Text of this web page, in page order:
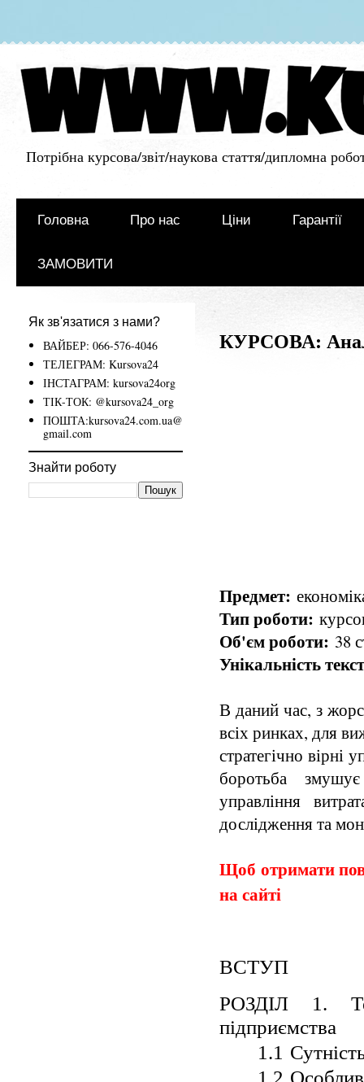
Потрібна курсова/звіт/наукова стаття/дипломна
Головна Про нас Ціни Гарантії
ЗАМОВИТИ
КУРСОВА:
Предмет:
Тип роботи:
Об'єм роботи: 38
Унікальність
В даний час, з
всіх ринках, для
стратегічно вірні
боротьба
управління
дослідження та
Щоб отримати
на сайті
ВСТУП
РОЗДІЛ 1.
підприємства
1.1
1.2
Як зв'язатися з нами?
ВАЙБЕР: 066-576-4046
ТЕЛЕГРАМ: Kursova24
ІНСТАГРАМ: kursova24org
ТІК-ТОК: @kursova24_org
ПОШТА:kursova24.com.ua@
gmail.com
Знайти роботу